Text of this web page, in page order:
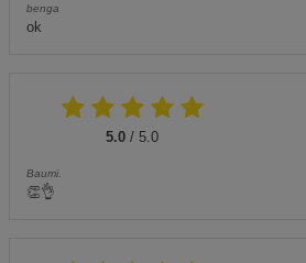
benga
ok
5.0 / 5.0
Baumi.
👏👌